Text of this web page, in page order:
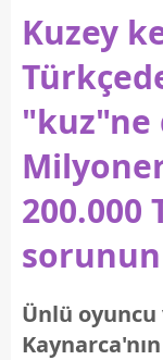
Kuzey
"kuz"ne
200.000
sorunun
Ünlü oyuncu